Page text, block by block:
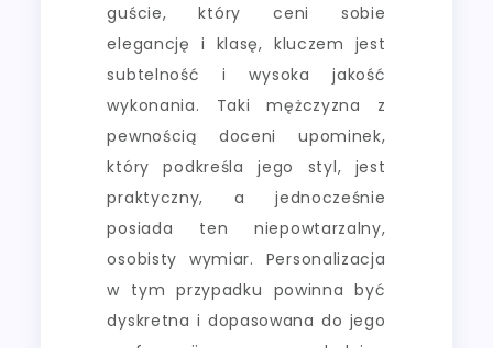
guście, który ceni sobie
elegancję i klasę, kluczem jest
subtelność i wysoka jakość
wykonania. Taki mężczyzna z
pewnością doceni upominek,
który podkreśla jego styl, jest
praktyczny, a jednocześnie
posiada ten niepowtarzalny,
osobisty wymiar. Personalizacja
w tym przypadku powinna być
dyskretna i dopasowana do jego